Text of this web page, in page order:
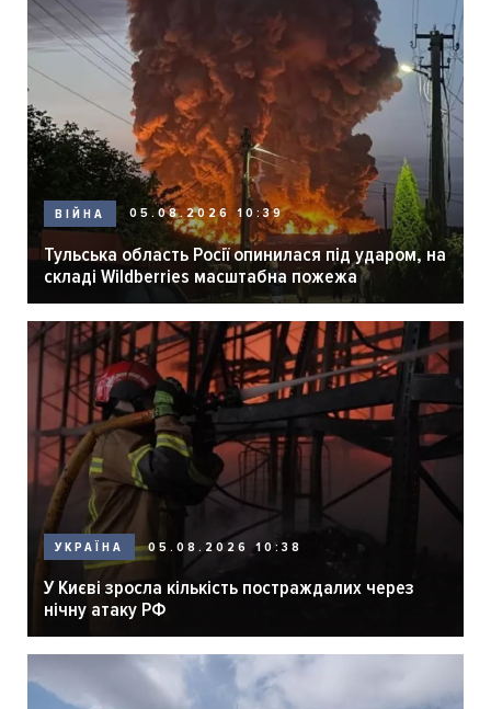
ВІЙНА 05.08.2026 10:39
Тульська область Росії опинилася під ударом, на
складі Wildberries масштабна пожежа
УКРАЇНА 05.08.2026 10:38
У Києві зросла кількість постраждалих через
нічну атаку РФ